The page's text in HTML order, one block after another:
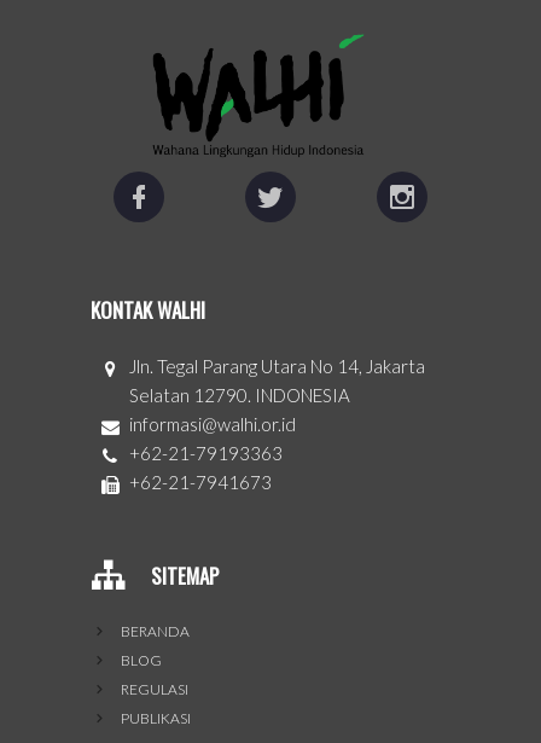
KONTAK WALHI
Jln. Tegal Parang Utara No 14, Jakarta
Selatan 12790. INDONESIA
informasi@walhi.or.id
+62-21-79193363
+62-21-7941673
SITEMAP
BERANDA
BLOG
REGULASI
PUBLIKASI